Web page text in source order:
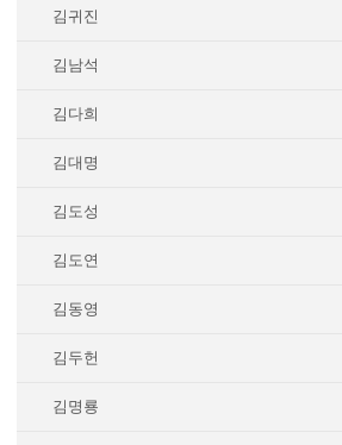
김귀진
김남석
김다희
김대명
김도성
김도연
김동영
김두헌
김명룡